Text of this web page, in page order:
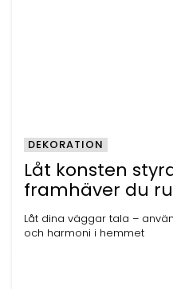
Låt konsten
framhäver du
Låt dina väggar tala –
och harmoni i hemmet
DEKORATION